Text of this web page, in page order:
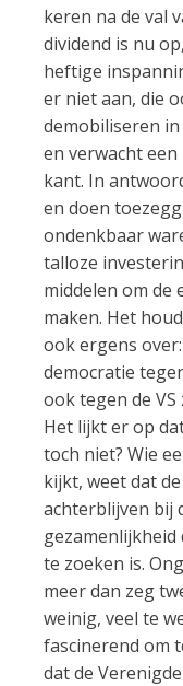
keren na de val
dividend is nu
heftige
er niet aan, die
demobiliseren
en verwacht
kant. In
en doen
ondenkbaar
talloze
middelen om de
maken. Het
ook ergens
democratie
ook tegen de VS
Het lijkt er op
toch niet? Wie
kijkt, weet dat
achterblijven bij
te zoeken is.
meer dan zeg
weinig, veel te
fascinerend om
dat de